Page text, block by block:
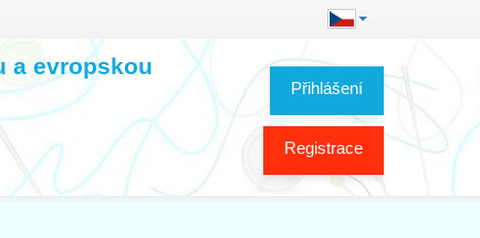
Přihlášení
Registrace
a evropskou